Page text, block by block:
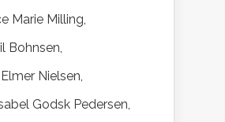
Marie Milling,
Bohnsen,
Nielsen,
Godsk Pedersen,